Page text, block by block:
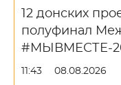
12 донских
полуфинал
#МЫВМЕСТЕ-
11:43 08.08.2026